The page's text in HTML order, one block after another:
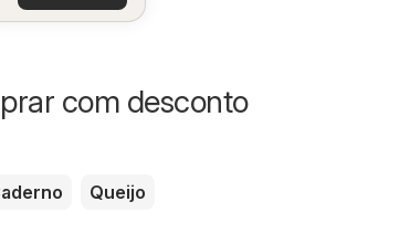
com desconto
Queijo